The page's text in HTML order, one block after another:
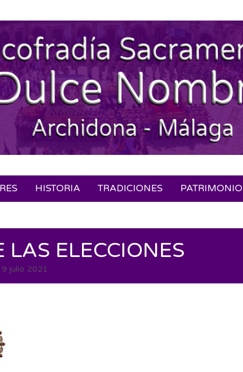
Secondary
HISTORIA TRADICIONES PATRIMONIO
LAS ELECCIONES
9 julio 2021